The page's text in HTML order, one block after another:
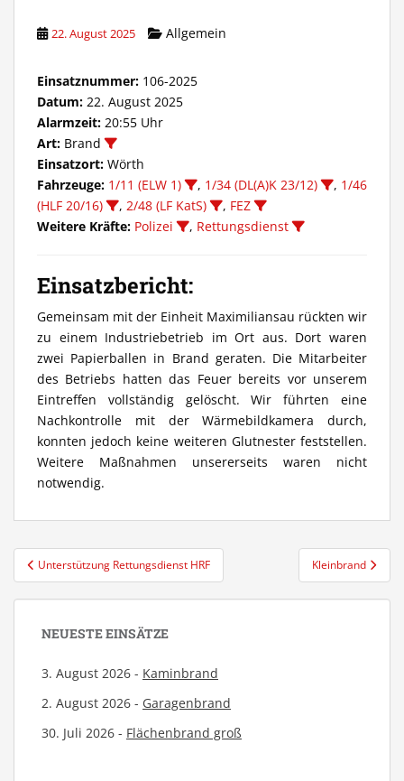
22. August 2025 Allgemein
Einsatznummer: 106-2025
Datum: 22. August 2025
Alarmzeit: 20:55 Uhr
Art: Brand
Einsatzort: Wörth
Fahrzeuge: 1/11 (ELW 1) , 1/34 (DL(A)K 23/12) , 1/46
(HLF 20/16)
, 2/48 (LF KatS) , FEZ
Weitere Kräfte: Polizei , Rettungsdienst
Einsatzbericht:
Gemeinsam mit der Einheit Maximiliansau rückten wir
zu einem Industriebetrieb im Ort aus. Dort waren
zwei Papierballen in Brand geraten. Die Mitarbeiter
des Betriebs hatten das Feuer bereits vor unserem
Eintreffen vollständig gelöscht. Wir führten eine
Nachkontrolle mit der Wärmebildkamera durch,
konnten jedoch keine weiteren Glutnester feststellen.
Weitere Maßnahmen unsererseits waren nicht
notwendig.
Beitragsnavigation
Unterstützung Rettungsdienst HRF Kleinbrand
NEUESTE EINSÄTZE
3. August 2026 - Kaminbrand
2. August 2026 - Garagenbrand
30. Juli 2026 - Flächenbrand groß